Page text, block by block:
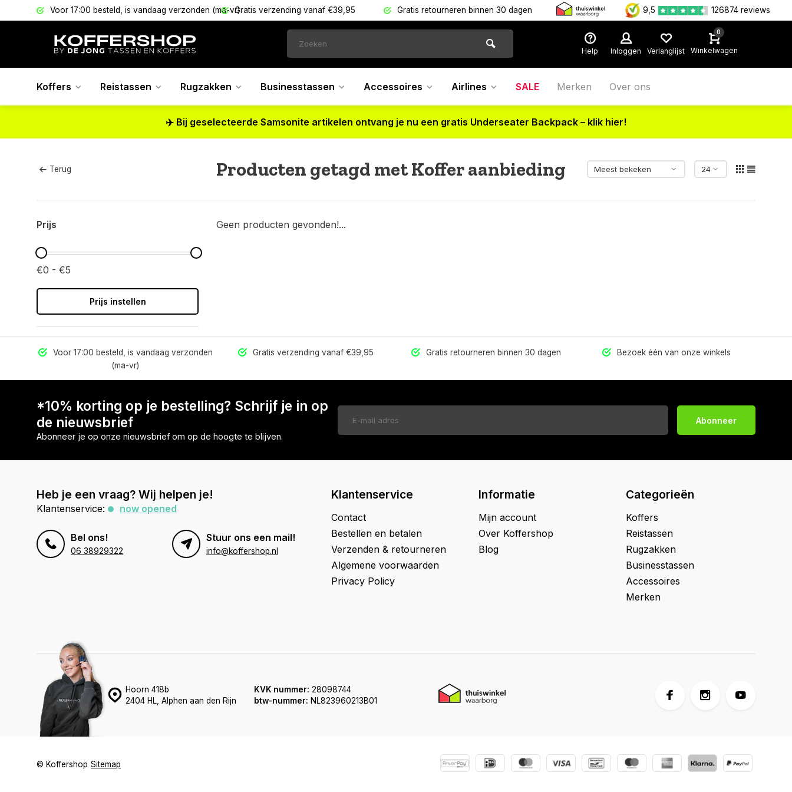
Voor 17:00 besteld, is vandaag verzonden (ma-vr)Gratis verzending vanaf €39,95 Gratis retourneren binnen 30 dagen 9,5 126874 reviews
Help Inloggen Verlanglijst
0
Winkelwagen
Koffers Reistassen Rugzakken Businesstassen Accessoires Airlines SALE Merken Over ons
✈️ Bij geselecteerde Samsonite artikelen ontvang je nu een gratis Underseater Backpack – klik hier!
Terug Producten getagd met Koffer aanbieding
Prijs
€0 - €5
Prijs instellen
Geen producten gevonden!...
Voor 17:00 besteld, is vandaag verzonden
(ma-vr)
Gratis verzending vanaf €39,95 Gratis retourneren binnen 30 dagen Bezoek één van onze winkels
*10% korting op je bestelling? Schrijf je in op
de nieuwsbrief
Abonneer je op onze nieuwsbrief om op de hoogte te blijven.
Abonneer
Heb je een vraag? Wij helpen je!
Klantenservice: now opened
Bel ons!
06 38929322
Stuur ons een mail!
info@koffershop.nl
Klantenservice
Contact
Bestellen en betalen
Verzenden & retourneren
Algemene voorwaarden
Privacy Policy
Informatie
Mijn account
Over Koffershop
Blog
Categorieën
Koffers
Reistassen
Rugzakken
Businesstassen
Accessoires
Merken
Hoorn 418b
2404 HL, Alphen aan den Rijn
KVK nummer: 28098744
btw-nummer: NL823960213B01
© Koffershop Sitemap